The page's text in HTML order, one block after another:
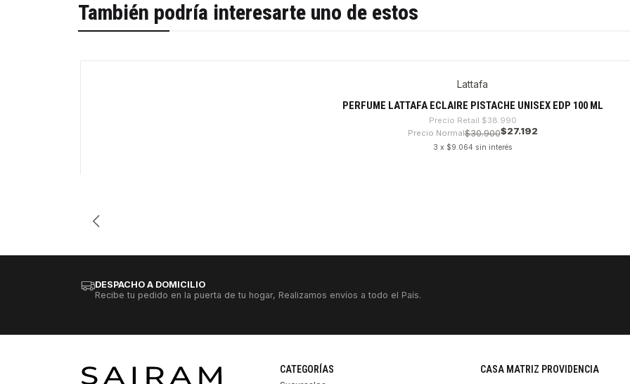
También podría interesarte uno de estos
Lattafa
PERFUME LATTAFA ECLAIRE PISTACHE UNISEX EDP 100 ML
Precio Retail $38.990
Precio Normal$30.900$27.192
3 x $9.064 sin interés
DESPACHO A DOMICILIO
Recibe tu pedido en la puerta de tu hogar, Realizamos envíos a todo el País.
CATEGORÍAS CASA MATRIZ PROVIDENCIA